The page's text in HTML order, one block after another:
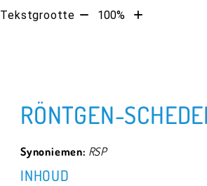
Tekstgrootte Tekst100%
Tekst
RÖNTGEN-
Synoniemen: RSP
INHOUD